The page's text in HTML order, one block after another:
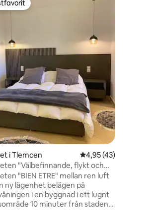
betyg, 156 omdömen
gästfavorit
i Tlemcen 4,95 av 5 i
4,95 (43)
"Välbefinnande, flykt och
"BIEN ETRE" mellan ren luft
i en byggnad i ett lugnt
10 minuter från stadens